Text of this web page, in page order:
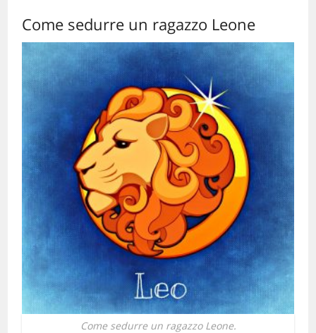
Come sedurre un ragazzo Leone
Come sedurre un ragazzo Leone.